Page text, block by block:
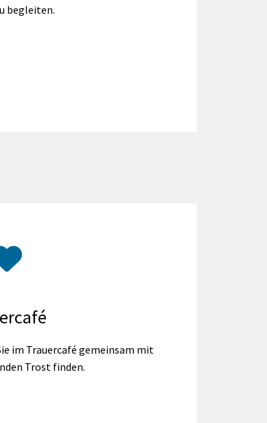
begleiten.
im Trauercafé gemeinsam mit
Trost finden.